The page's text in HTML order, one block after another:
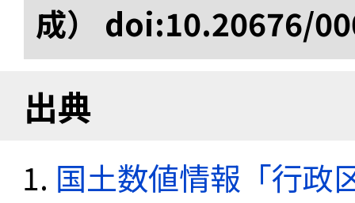
成） doi:10.20676/
出典
国土数値情報「行政